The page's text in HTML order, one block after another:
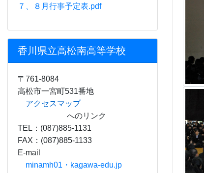
７、８月行事予定表.pdf
香川県立高松南高等学校
〒761-8084
高松市一宮町531番地
アクセスマップ
へのリンク
TEL：(087)885-1131
FAX：(087)885-1133
E-mail
minamh01・kagawa-edu.jp